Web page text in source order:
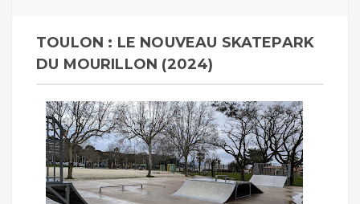
TOULON : LE NOUVEAU SKATEPARK
DU MOURILLON (2024)